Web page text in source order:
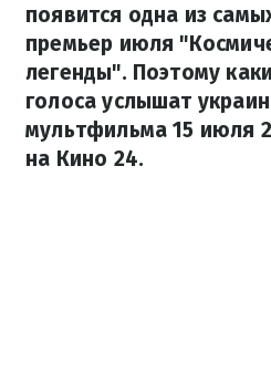
появится одна из
премьер июля
легенды". Поэтому
голоса услышат
мультфильма 15 июля
на Кино 24.